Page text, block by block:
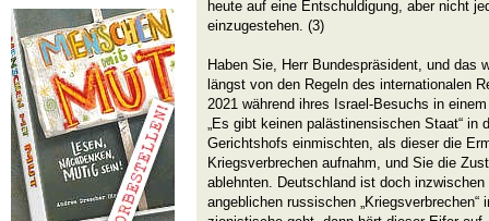
heute auf eine Entschuldigung, aber nicht
einzugestehen. (3)
Haben Sie, Herr Bundespräsident, und das
längst von den Regeln des internationalen
2021 während ihres Israel-Besuchs in
„Es gibt keinen palästinensischen Staat“ in
Gerichtshofs einmischten, als dieser die
Kriegsverbrechen aufnahm, und Sie die
ablehnten. Deutschland ist doch inzwischen
angeblichen russischen